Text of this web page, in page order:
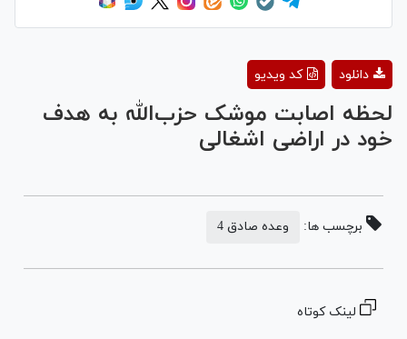
Video
کد ویدیو دانلود
لحظه اصابت موشک حزب‌الله به هدف
خود در اراضی اشغالی
برچسب ها: وعده صادق 4
لینک کوتاه